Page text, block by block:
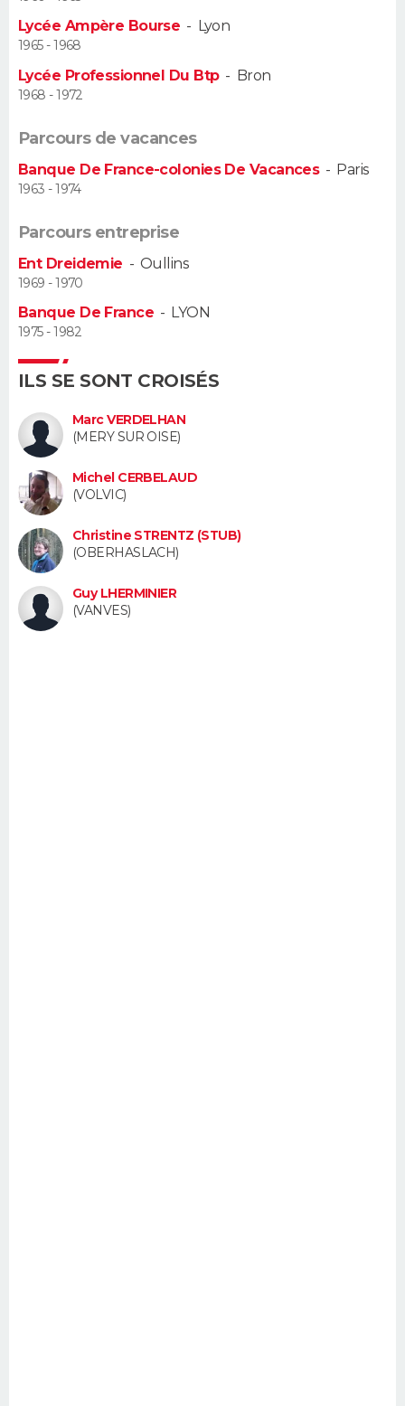
Alimentation
Guide de la santé
Maladies
Médicaments
Sommeil
VOYAGE
Destinations
City break
Voyage nature
Voyage de noces
Forum
Climat
+
PHOTO
BONS PLANS
Dictionnaire
Biographies
Citations
Expressions
Proverbes
COPAINS D'AVANT
S'inscrire
Se connecter
Lycées
Collèges
Primaires
Universités
Entreprises
Service militaire
Avis de recherche
AVIS DE DÉCÈS
FORUM
Bricolage
Lifestyle
Culture
Sport
Auto
Television
Voyage
Cinema
Lycée Ampère Bourse - Lyon
1965 - 1968
Lycée Professionnel Du Btp- Bron
1968 - 1972
Parcours de vacances
Banque De France-colonies De Vacances- Paris
1963 - 1974
Parcours entreprise
Ent Dreidemie - Oullins
1969 - 1970
Banque De France - LYON
1975 - 1982
ILS SE SONT CROISÉS
Marc VERDELHAN
(MERY SUR OISE)
Michel CERBELAUD
(VOLVIC)
Christine STRENTZ (STUB)
(OBERHASLACH)
Guy LHERMINIER
(VANVES)